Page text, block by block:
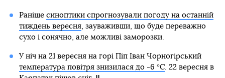
Раніше синоптики спрогнозували погоду на останній
тиждень вересня, зауваживши, що буде переважно
сухо і сонячно, але можливі заморозки.
У ніч на 21 вересня на горі Піп Іван Чорногірський
температура повітря знизилася до -6 °C. 22 вересня в